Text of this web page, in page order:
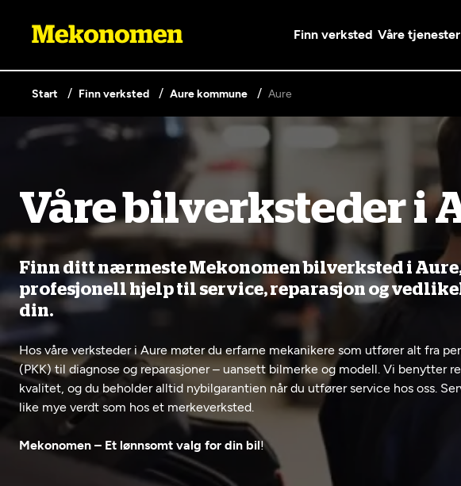
Finn verksted Våre tjenester
Våre tjenester
Bilservice
EU-kontroll - Vanlig bil
(opptil 3,5t)
Bilkonto
Elbilverksted
Lønnsomt valg
Mobilitetsgaranti
Nybilgaranti og
Lag en brukerkonto
Er du ikke Mekonomen-kunde ennå? Opprett en konto ved å
knappen nedenfor.
Opprett en konto
Start Finn verksted Aure kommune Aure
Våre bilverksteder i
Finn ditt nærmeste Mekonomen bilverksted i Aure,
profesjonell hjelp til service, reparasjon og
din.
Hos våre verksteder i Aure møter du erfarne mekanikere som utfører alt fra
(PKK) til diagnose og reparasjoner – uansett bilmerke og modell. Vi benytter
kvalitet, og du beholder alltid nybilgarantien når du utfører service hos oss.
like mye verdt som hos et merkeverksted.
Mekonomen – Et lønnsomt valg for din bil!